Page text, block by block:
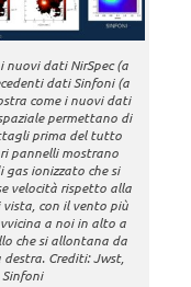
nuovi dati NirSpec (a
dati Sinfoni (a
come i nuovi dati
permettano di
prima del tutto
pannelli mostrano
gas ionizzato che si
velocità rispetto alla
con il vento più
a noi in alto a
che si allontana da
Crediti: Jwst,
Sinfoni